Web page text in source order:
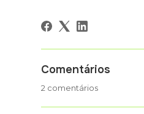
Comentários
2 comentários